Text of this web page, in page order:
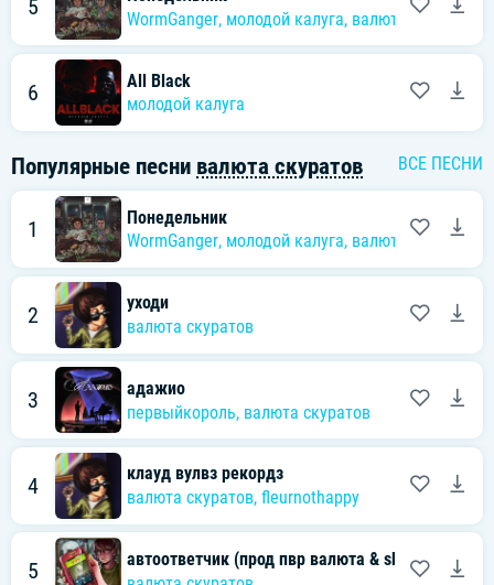
5
WormGanger, молодой калуга, валюта скуратов
6
All Black
молодой калуга
Популярные песни валюта скуратов ВСЕ ПЕСНИ
1
Понедельник
WormGanger, молодой калуга, валюта скуратов
2
уходи
валюта скуратов
3
адажио
первыйкороль, валюта скуратов
4
клауд вулвз рекордз
валюта скуратов, fleurnothappy
5
автоответчик (прод пвр валюта & skp)